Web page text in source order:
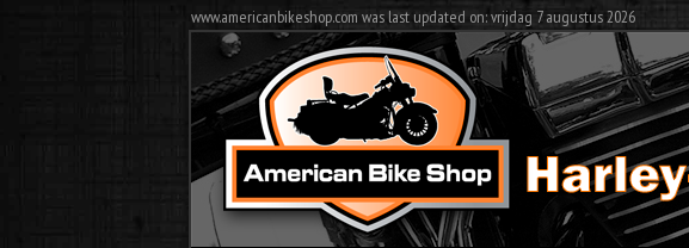
www.americanbikeshop.com was last updated on: vrijdag 7 augustus 2026